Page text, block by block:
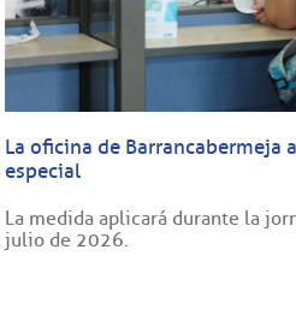
La oficina de Barrancabermeja
especial
La medida aplicará durante la
julio de 2026.